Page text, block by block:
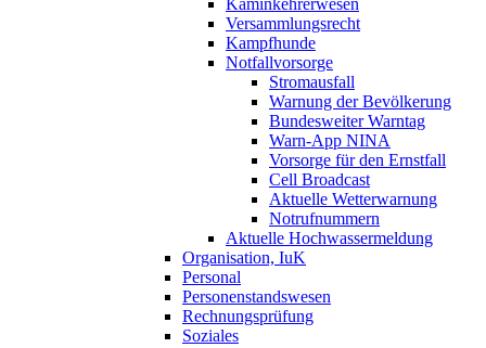
Kaminkehrerwesen
Versammlungsrecht
Kampfhunde
Notfallvorsorge
Stromausfall
Warnung der Bevölkerung
Bundesweiter Warntag
Warn-App NINA
Vorsorge für den Ernstfall
Cell Broadcast
Aktuelle Wetterwarnung
Notrufnummern
Aktuelle Hochwassermeldung
Organisation, IuK
Personal
Personenstandswesen
Rechnungsprüfung
Soziales